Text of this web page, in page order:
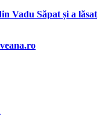
Vadu Săpat și a lăsat